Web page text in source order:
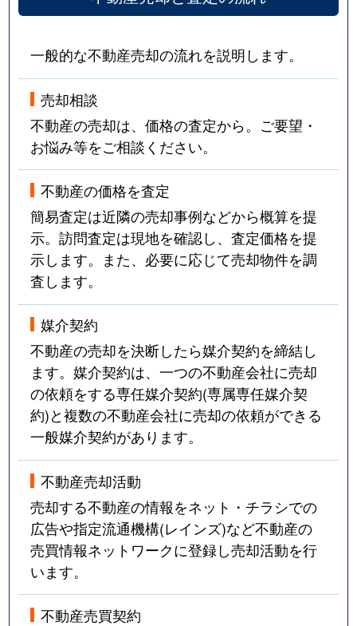
一般的な不動産売却の流れを説明します。
売却相談
不動産の売却は、価格の査定から。ご要望・
お悩み等をご相談ください。
不動産の価格を査定
簡易査定は近隣の売却事例などから概算を提
示。訪問査定は現地を確認し、査定価格を提
示します。また、必要に応じて売却物件を調
査します。
媒介契約
不動産の売却を決断したら媒介契約を締結し
ます。媒介契約は、一つの不動産会社に売却
の依頼をする専任媒介契約(専属専任媒介契
約)と複数の不動産会社に売却の依頼ができる
一般媒介契約があります。
不動産売却活動
売却する不動産の情報をネット・チラシでの
広告や指定流通機構(レインズ)など不動産の
売買情報ネットワークに登録し売却活動を行
います。
不動産売買契約